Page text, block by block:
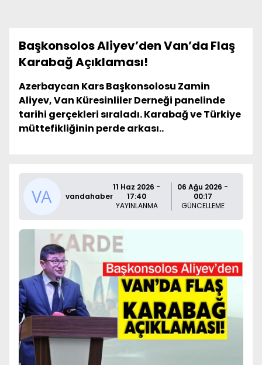
Başkonsolos Aliyev’den Van’da Flaş
Karabağ Açıklaması!
Azerbaycan Kars Başkonsolosu Zamin
Aliyev, Van Küresinliler Derneği panelinde
tarihi gerçekleri sıraladı. Karabağ ve Türkiye
müttefikliğinin perde arkası..
vandahaber
11 Haz 2026 -
17:40
YAYINLANMA
06 Ağu 2026 -
00:17
GÜNCELLEME